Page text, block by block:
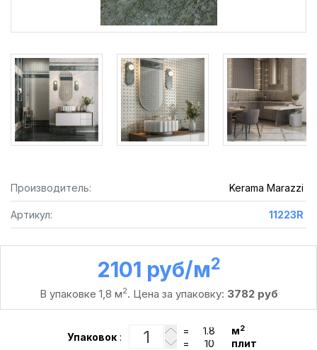
Производитель: Kerama Marazzi
Артикул: 11223R
2101 руб /м2
В упаковке 1,8 м2. Цена за упаковку: 3782 руб
Упаковок :
= м2
= плит